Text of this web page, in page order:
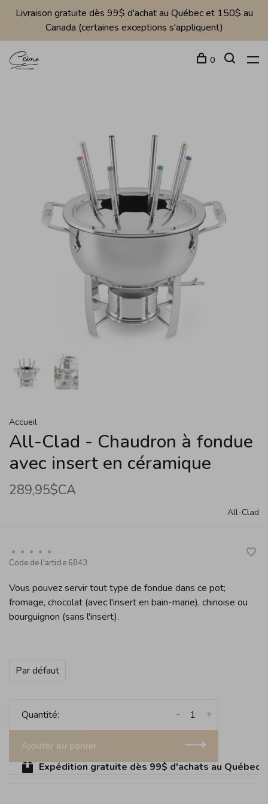
Livraison gratuite dès 99$ d'achat au Québec et 150$ au
Canada (certaines exceptions s'appliquent)
0
Accueil
All-Clad - Chaudron à fondue
avec insert en céramique
289,95$CA
All-Clad
• • • • •
Code de l'article 6843
Vous pouvez servir tout type de fondue dans ce pot;
fromage, chocolat (avec l'insert en bain-marie), chinoise ou
bourguignon (sans l'insert).
Par défaut
Quantité: +
-
Ajouter au panier
Expédition gratuite dès 99$ d'achats au Québec